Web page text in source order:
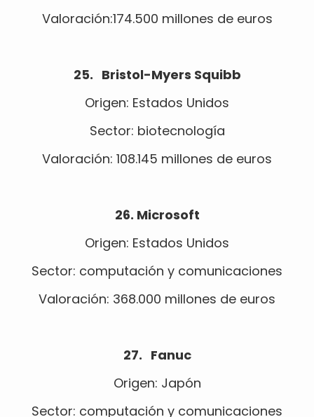
Valoración:174.500 millones de euros
25. Bristol-Myers Squibb
Origen: Estados Unidos
Sector: biotecnología
Valoración: 108.145 millones de euros
26. Microsoft
Origen: Estados Unidos
Sector: computación y comunicaciones
Valoración: 368.000 millones de euros
27. Fanuc
Origen: Japón
Sector: computación y comunicaciones